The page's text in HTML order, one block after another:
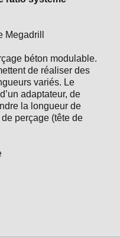
Megadrill
béton modulable.
de réaliser des
variés. Le
adaptateur, de
la longueur de
perçage (tête de